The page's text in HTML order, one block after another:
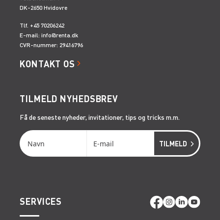
DK-2650 Hvidovre
Tlf. +45 70206242
E-mail: info@renta.dk
CVR-nummer: 29416796
KONTAKT OS
TILMELD NYHEDSBREV
Få de seneste nyheder, invitationer, tips og tricks m.m.
SERVICES